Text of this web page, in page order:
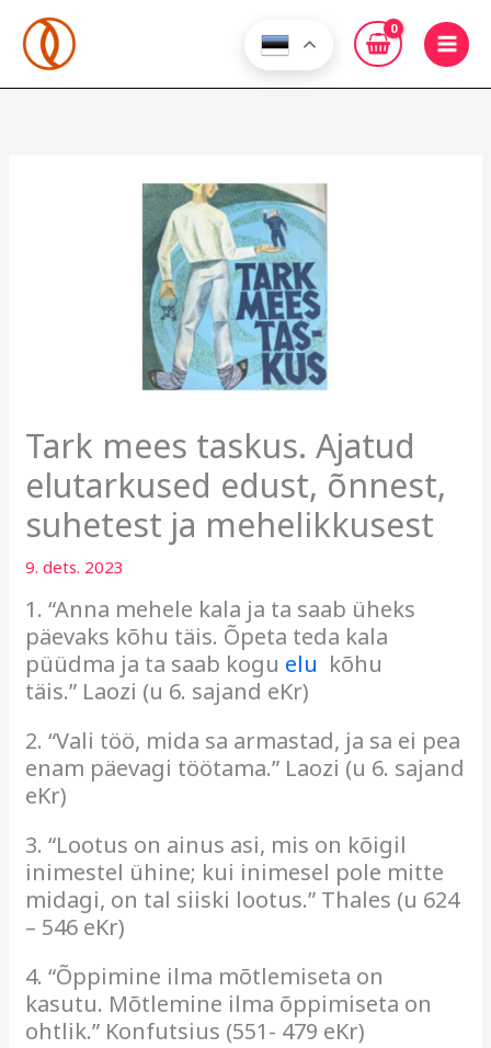
content
Tark mees taskus. Ajatud
elutarkused edust, õnnest,
suhetest ja mehelikkusest
9. dets. 2023
1. “Anna mehele kala ja ta saab üheks
päevaks kõhu täis. Õpeta teda kala
püüdma ja ta saab kogu elu kõhu
täis.” Laozi (u 6. sajand eKr)
2. “Vali töö, mida sa armastad, ja sa ei pea
enam päevagi töötama.” Laozi (u 6. sajand
eKr)
3. “Lootus on ainus asi, mis on kõigil
inimestel ühine; kui inimesel pole mitte
midagi, on tal siiski lootus.” Thales (u 624
– 546 eKr)
4. “Õppimine ilma mõtlemiseta on
kasutu. Mõtlemine ilma õppimiseta on
ohtlik.” Konfutsius (551- 479 eKr)